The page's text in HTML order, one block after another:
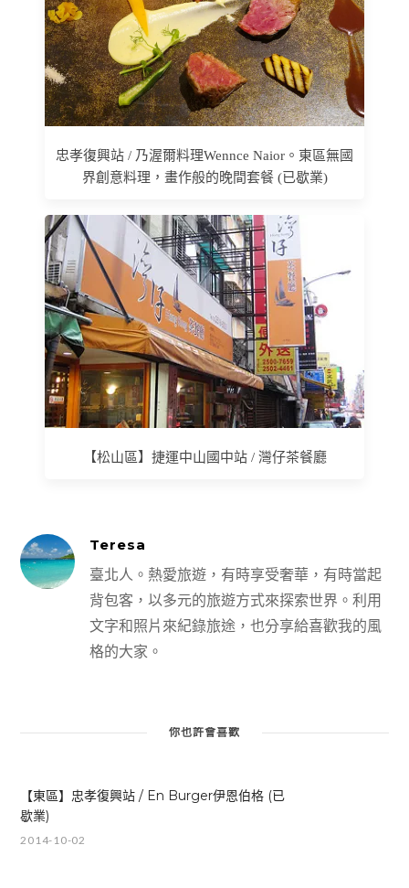
忠孝復興站 / 乃渥爾料理Wennce Naior。東區無國
界創意料理，畫作般的晚間套餐 (已歇業)
【松山區】捷運中山國中站 / 灣仔茶餐廳
Teresa
臺北人。熱愛旅遊，有時享受奢華，有時當起
背包客，以多元的旅遊方式來探索世界。利用
文字和照片來紀錄旅途，也分享給喜歡我的風
格的大家。
你也許會喜歡
【東區】忠孝復興站 / En Burger伊恩伯格 (已
歇業)
2014-10-02